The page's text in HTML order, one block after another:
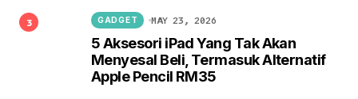
5 Aksesori iPad Yang Tak Akan
Menyesal Beli, Termasuk Alternatif
Apple Pencil RM35
GADGET MAY 23, 2026